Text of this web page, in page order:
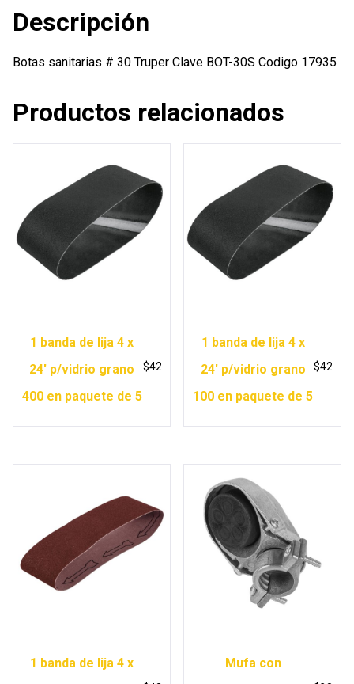
Descripción
Botas sanitarias # 30 Truper Clave BOT-30S Codigo 17935
Productos relacionados
1 banda de lija 4 x
24′ p/vidrio grano
400 en paquete de 5
$42
1 banda de lija 4 x
24′ p/vidrio grano
100 en paquete de 5
$42
1 banda de lija 4 x
Mufa con